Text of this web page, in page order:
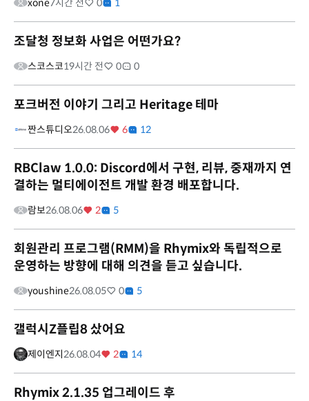
xone7시간 전 0 1
조달청 정보화 사업은 어떤가요?
스코스코19시간 전 0 0
포크버전 이야기 그리고 Heritage 테마
짠스튜디오26.08.06 6 12
RBClaw 1.0.0: Discord에서 구현, 리뷰, 중재까지 연
결하는 멀티에이전트 개발 환경 배포합니다.
람보26.08.06 2 5
회원관리 프로그램(RMM)을 Rhymix와 독립적으로
운영하는 방향에 대해 의견을 듣고 싶습니다.
youshine26.08.05 0 5
갤럭시Z플립8 샀어요
제이엔지26.08.04 2 14
Rhymix 2.1.35 업그레이드 후